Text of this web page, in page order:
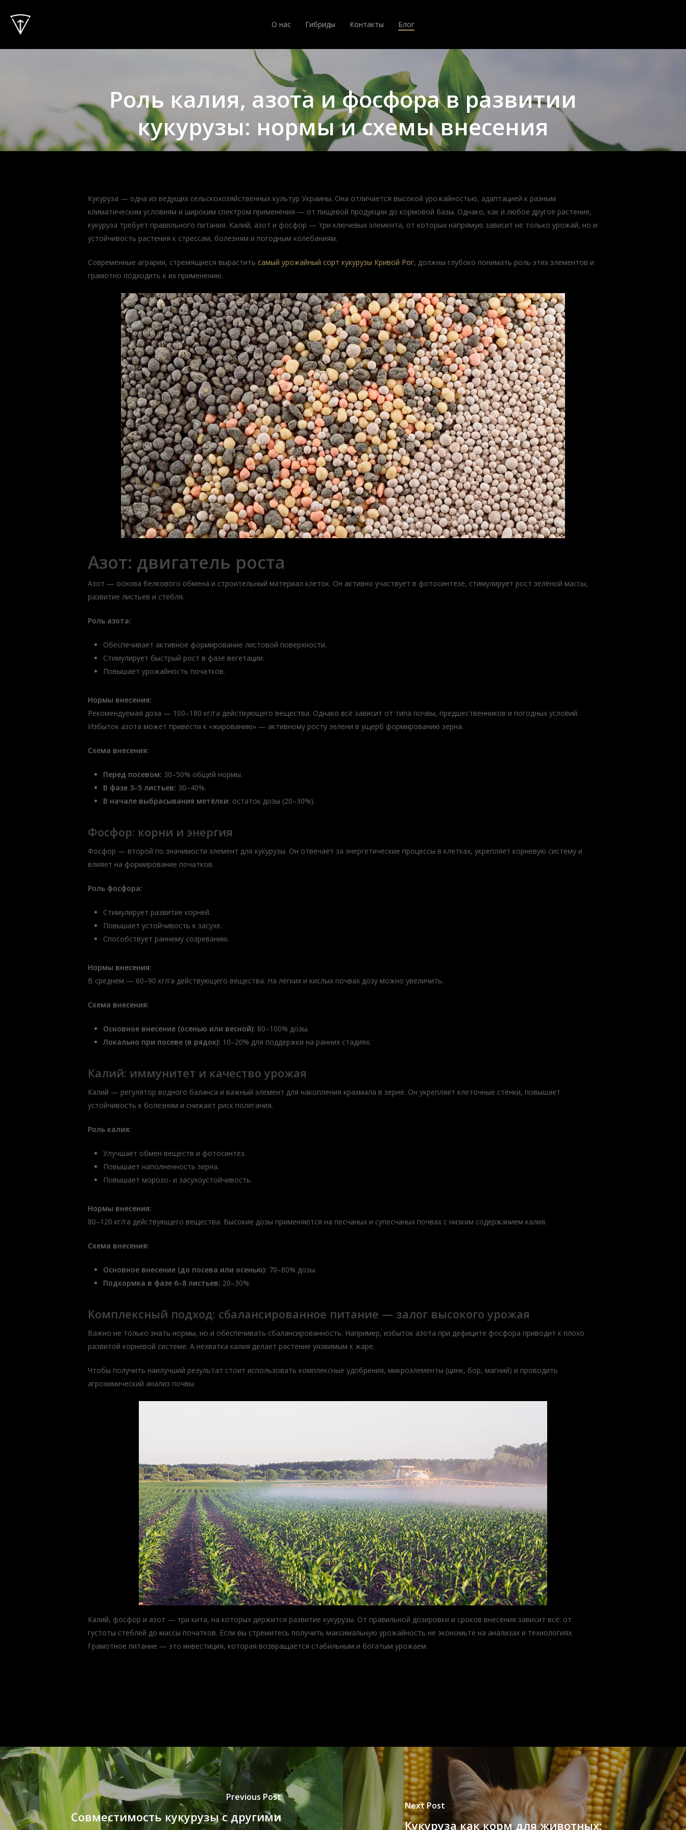
О нас Гибриды Контакты Блог
Роль калия, азота и фосфора в развитии
кукурузы: нормы и схемы внесения
Кукуруза — одна из ведущих сельскохозяйственных культур Украины. Она отличается высокой урожайностью, адаптацией к разным
климатическим условиям и широким спектром применения — от пищевой продукции до кормовой базы. Однако, как и любое другое растение,
кукуруза требует правильного питания. Калий, азот и фосфор — три ключевых элемента, от которых напрямую зависит не только урожай, но и
устойчивость растения к стрессам, болезням и погодным колебаниям.
Современные аграрии, стремящиеся вырастить самый урожайный сорт кукурузы Кривой Рог, должны глубоко понимать роль этих элементов и
грамотно подходить к их применению.
Азот: двигатель роста
Азот — основа белкового обмена и строительный материал клеток. Он активно участвует в фотосинтезе, стимулирует рост зелёной массы,
развитие листьев и стебля.
Роль азота:
Обеспечивает активное формирование листовой поверхности.
Стимулирует быстрый рост в фазе вегетации.
Повышает урожайность початков.
Нормы внесения:
Рекомендуемая доза — 100–180 кг/га действующего вещества. Однако всё зависит от типа почвы, предшественников и погодных условий.
Избыток азота может привести к «жированию» — активному росту зелени в ущерб формированию зерна.
Схема внесения:
Перед посевом: 30–50% общей нормы.
В фазе 3–5 листьев: 30–40%.
В начале выбрасывания метёлки: остаток дозы (20–30%).
Фосфор: корни и энергия
Фосфор — второй по значимости элемент для кукурузы. Он отвечает за энергетические процессы в клетках, укрепляет корневую систему и
влияет на формирование початков.
Роль фосфора:
Стимулирует развитие корней.
Повышает устойчивость к засухе.
Способствует раннему созреванию.
Нормы внесения:
В среднем — 60–90 кг/га действующего вещества. На лёгких и кислых почвах дозу можно увеличить.
Схема внесения:
Основное внесение (осенью или весной): 80–100% дозы.
Локально при посеве (в рядок): 10–20% для поддержки на ранних стадиях.
Калий: иммунитет и качество урожая
Калий — регулятор водного баланса и важный элемент для накопления крахмала в зерне. Он укрепляет клеточные стенки, повышает
устойчивость к болезням и снижает риск полегания.
Роль калия:
Улучшает обмен веществ и фотосинтез.
Повышает наполненность зерна.
Повышает морозо- и засухоустойчивость.
Нормы внесения:
80–120 кг/га действующего вещества. Высокие дозы применяются на песчаных и супесчаных почвах с низким содержанием калия.
Схема внесения:
Основное внесение (до посева или осенью): 70–80% дозы.
Подкормка в фазе 6–8 листьев: 20–30%.
Комплексный подход: сбалансированное питание — залог высокого урожая
Важно не только знать нормы, но и обеспечивать сбалансированность. Например, избыток азота при дефиците фосфора приводит к плохо
развитой корневой системе. А нехватка калия делает растение уязвимым к жаре.
Чтобы получить наилучший результат стоит использовать комплексные удобрения, микроэлементы (цинк, бор, магний) и проводить
агрохимический анализ почвы.
Калий, фосфор и азот — три кита, на которых держится развитие кукурузы. От правильной дозировки и сроков внесения зависит всё: от
густоты стеблей до массы початков. Если вы стремитесь получить максимальную урожайность не экономьте на анализах и технологиях.
Грамотное питание — это инвестиция, которая возвращается стабильным и богатым урожаем.
Previous Post
Совместимость кукурузы с другими
Next Post
Кукуруза как корм для животных: